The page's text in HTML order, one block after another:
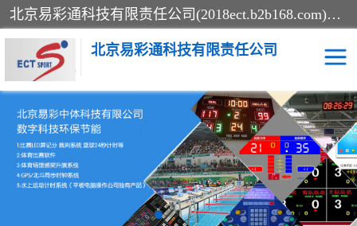
北京易彩通科技有限责任公司(2018ect.b2b168.com)主要提供陕西计时记分系统，全国统一热线：15611947915.北京易彩通科技有限责任公司有一支长期从事智能控制系统研发的高素质的队伍，具有嵌入式系统，视频系统、通信系统、网络系统，体育计时系统的知识和技能。强力打造体育比赛计时计分系统、智能升降旗系统、标准时钟系统、赛事编排及信息发布系统，为用户提供较新的，较廉价的，应用解决方案。
北京易彩通科技有限责任公司
记分系统 游泳计时系统
智能颁奖旗系统 GPS同步时钟系统
计时计分及成绩处理系统 计时记分系统